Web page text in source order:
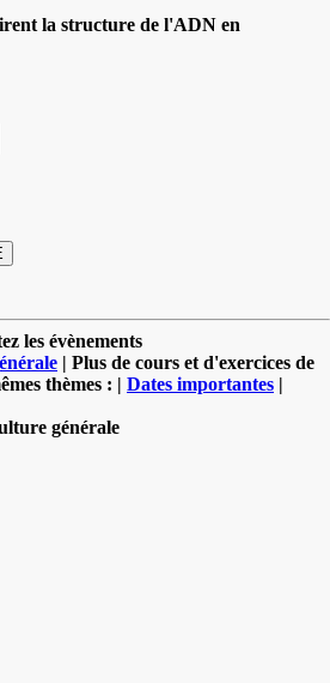
la structure de l'ADN en
les évènements
| Plus de cours et d'exercices de
thèmes : | Dates importantes |
générale